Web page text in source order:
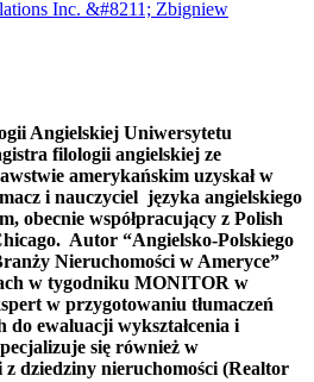
Angielskiej Uniwersytetu
filologii angielskiej ze
amerykańskim uzyskał w
i nauczyciel języka angielskiego
obecnie współpracujący z Polish
Autor “Angielsko-Polskiego
Nieruchomości w Ameryce”
w tygodniku MONITOR w
w przygotowaniu tłumaczeń
ewaluacji wykształcenia i
się również w
z dziedziny nieruchomości (Realtor